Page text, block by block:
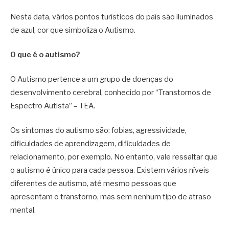
Nesta data, vários pontos turísticos do país são iluminados
de azul, cor que simboliza o Autismo.
O que é o autismo?
O Autismo pertence a um grupo de doenças do
desenvolvimento cerebral, conhecido por “Transtornos de
Espectro Autista” – TEA.
Os sintomas do autismo são: fobias, agressividade,
dificuldades de aprendizagem, dificuldades de
relacionamento, por exemplo. No entanto, vale ressaltar que
o autismo é único para cada pessoa. Existem vários níveis
diferentes de autismo, até mesmo pessoas que
apresentam o transtorno, mas sem nenhum tipo de atraso
mental.